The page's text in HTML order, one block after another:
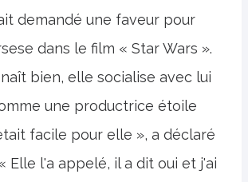
demandé une faveur pour
dans le film « Star Wars ».
bien, elle socialise avec lui
une productrice étoile
facile pour elle », a déclaré
Elle l'a appelé, il a dit oui et j'ai